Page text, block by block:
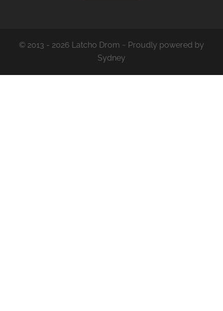
© 2013 - 2026 Latcho Drom ~ Proudly powered by
Sydney